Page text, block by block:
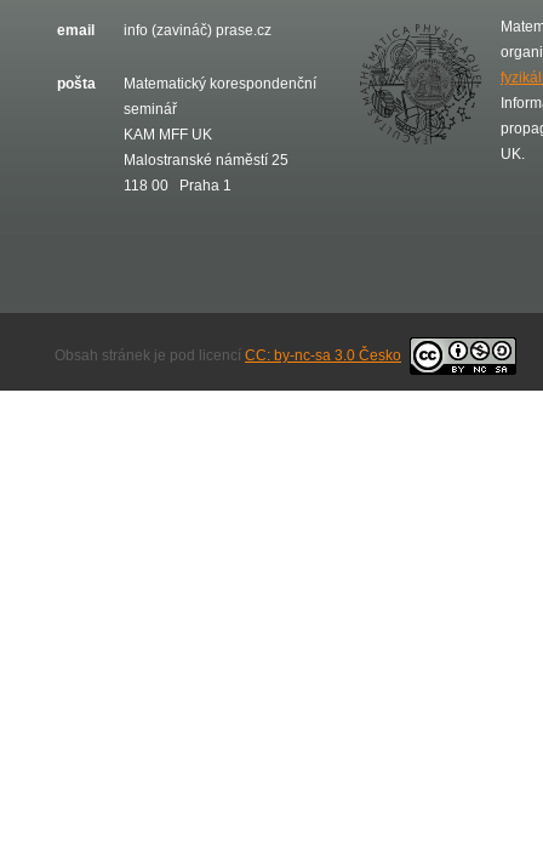
email info (zavináč) prase.cz
pošta
Matematický korespondenční
seminář
KAM MFF UK
Malostranské náměstí 25
118 00 Praha 1
UK.
Obsah stránek je pod licencí CC: by-nc-sa 3.0 Česko